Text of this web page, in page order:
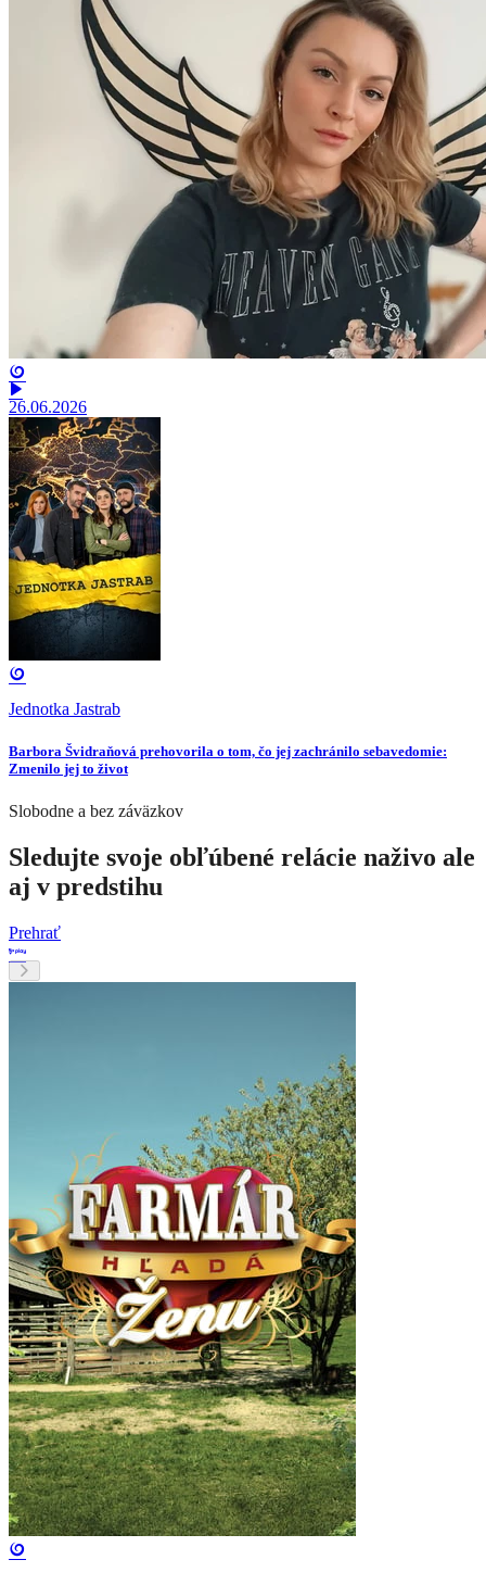
26.06.2026
Jednotka Jastrab
Barbora Švidraňová prehovorila o tom, čo jej zachránilo sebavedomie:
Zmenilo jej to život
Slobodne a bez záväzkov
Sledujte svoje obľúbené relácie naživo ale
aj v predstihu
Prehrať